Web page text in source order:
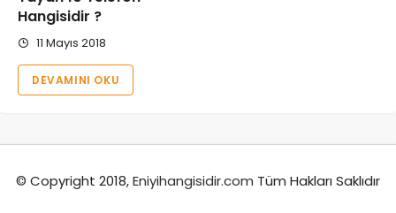
Hangisidir ?
11 Mayıs 2018
DEVAMINI OKU
© Copyright 2018,Eniyihangisidir.com Tüm Hakları Saklıdır